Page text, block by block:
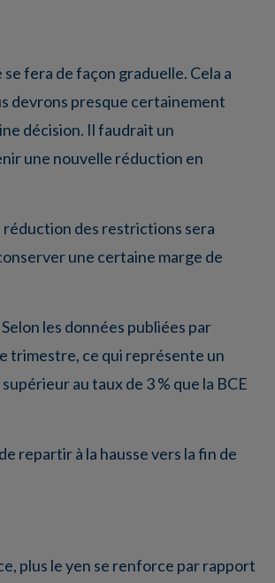
fera de façon graduelle. Cela a
devrons presque certainement
décision. Il faudrait un
une nouvelle réduction en
réduction des restrictions sera
une certaine marge de
les données publiées par
trimestre, ce qui représente un
au taux de 3 % que la BCE
repartir à la hausse vers la fin de
plus le yen se renforce par rapport